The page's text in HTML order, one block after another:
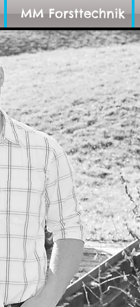
MM Forsttechnik
wie